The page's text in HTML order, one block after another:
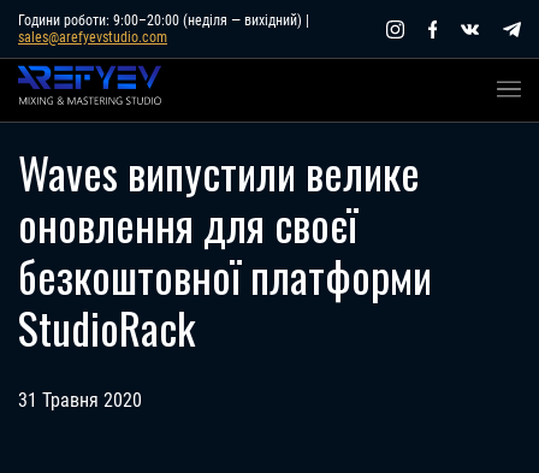
Skip
content
Години роботи: 9:00–20:00 (неділя — вихідний) |
sales@arefyevstudio.com
Waves випустили велике
оновлення для своєї
безкоштовної платформи
StudioRack
31 Травня 2020